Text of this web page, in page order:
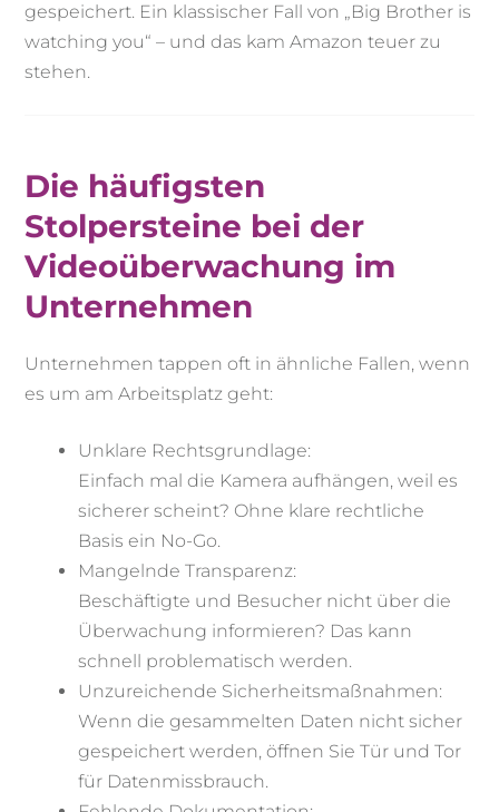
gespeichert. Ein klassischer Fall von „Big Brother is
watching you“ – und das kam Amazon teuer zu
stehen.
Die häufigsten
Stolpersteine bei der
Videoüberwachung im
Unternehmen
Unternehmen tappen oft in ähnliche Fallen, wenn
es um am Arbeitsplatz geht:
Unklare Rechtsgrundlage:
Einfach mal die Kamera aufhängen, weil es
sicherer scheint? Ohne klare rechtliche
Basis ein No-Go.
Mangelnde Transparenz:
Beschäftigte und Besucher nicht über die
Überwachung informieren? Das kann
schnell problematisch werden.
Unzureichende Sicherheitsmaßnahmen:
Wenn die gesammelten Daten nicht sicher
gespeichert werden, öffnen Sie Tür und Tor
für Datenmissbrauch.